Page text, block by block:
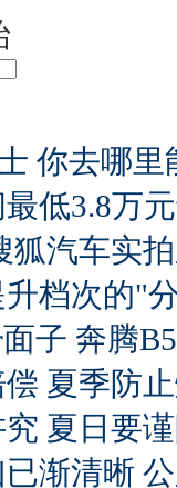
你去哪里
低3.8万
狐汽车实
档次的"
子 奔腾
夏季防
夏日要
渐清晰